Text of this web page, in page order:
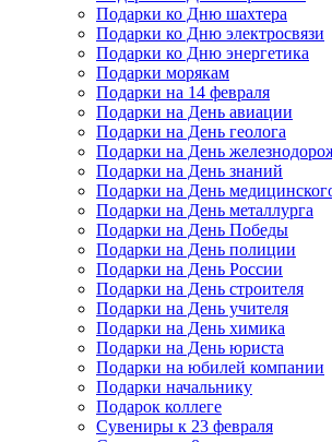
Подарки ко Дню шахтера
Подарки ко Дню электросвязи
Подарки ко Дню энергетика
Подарки морякам
Подарки на 14 февраля
Подарки на День авиации
Подарки на День геолога
Подарки на День
Подарки на День знаний
Подарки на День
Подарки на День металлурга
Подарки на День Победы
Подарки на День полиции
Подарки на День России
Подарки на День строителя
Подарки на День учителя
Подарки на День химика
Подарки на День юриста
Подарки на юбилей компании
Подарки начальнику
Подарок коллеге
Сувениры к 23 февраля